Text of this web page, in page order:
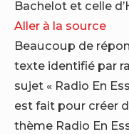
Bachelot et celle
Aller à la source
Beaucoup de
texte identifié par
sujet « Radio En
est fait pour créer
thème Radio En